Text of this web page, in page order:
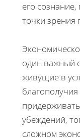
его
точки
один важный
живущие в
убеждений,
сложном